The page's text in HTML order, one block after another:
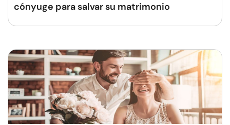
cónyuge para salvar su matrimonio